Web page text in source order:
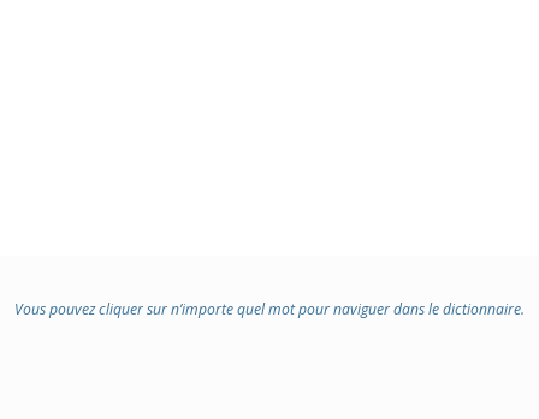
Vous pouvez cliquer sur n’importe quel mot pour naviguer dans le dictionnaire.